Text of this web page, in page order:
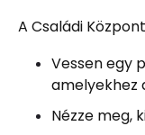
A Családi
Vessen egy
amelyekhez
Nézze meg,